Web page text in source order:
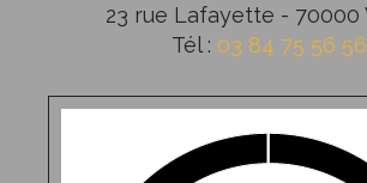
23 rue Lafayette - 70000
Tél : 03 84 75 56 56